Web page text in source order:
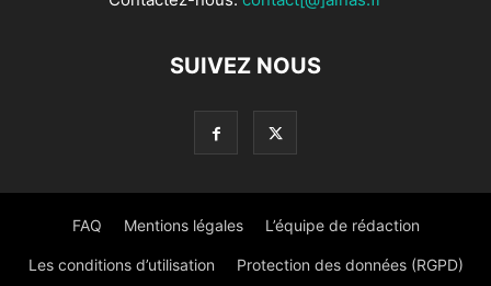
SUIVEZ NOUS
FAQ Mentions légales L’équipe de rédaction
Les conditions d’utilisation Protection des données (RGPD)